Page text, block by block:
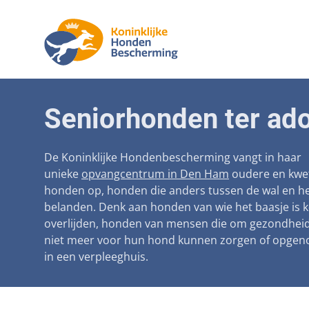
Verplichte
Seniorhonden ter
De Koninklijke Hondenbescherming vangt in haar
unieke opvangcentrum in Den Ham oudere en
honden op, honden die anders tussen de wal en
belanden. Denk aan honden van wie het baasje is
overlijden, honden van mensen die om
niet meer voor hun hond kunnen zorgen of
in een verpleeghuis.